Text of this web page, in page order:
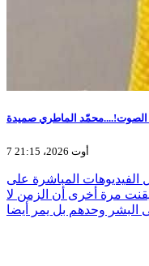
الصوت!....محمّد الماطري صميدة
7 أوت 2026، 21:15
الفيديوهات المباشرة على
مرة أخرى أن الزمن لا